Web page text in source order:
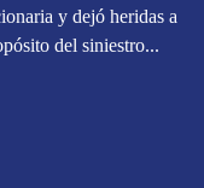
y dejó heridas a
del siniestro...